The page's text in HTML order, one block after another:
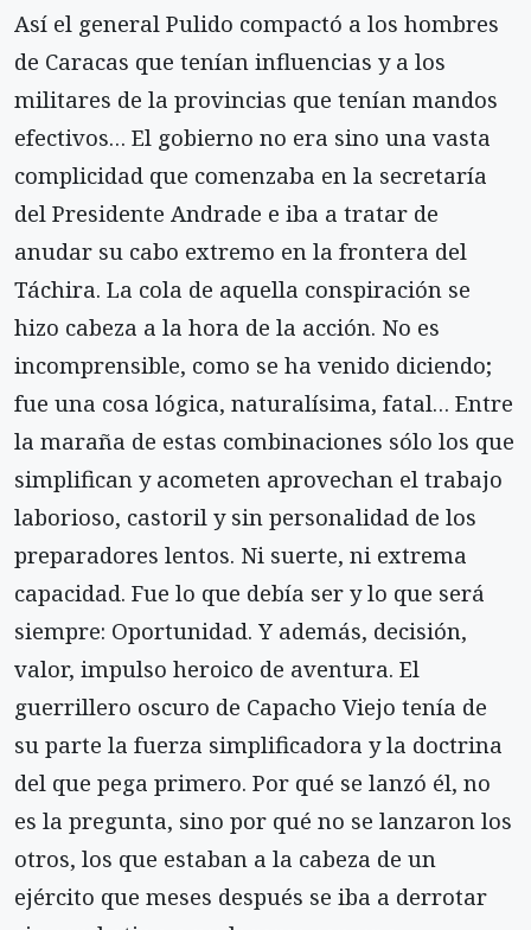
Así el general Pulido compactó a los hombres
de Caracas que tenían influencias y a los
militares de la provincias que tenían mandos
efectivos… El gobierno no era sino una vasta
complicidad que comenzaba en la secretaría
del Presidente Andrade e iba a tratar de
anudar su cabo extremo en la frontera del
Táchira. La cola de aquella conspiración se
hizo cabeza a la hora de la acción. No es
incomprensible, como se ha venido diciendo;
fue una cosa lógica, naturalísima, fatal… Entre
la maraña de estas combinaciones sólo los que
simplifican y acometen aprovechan el trabajo
laborioso, castoril y sin personalidad de los
preparadores lentos. Ni suerte, ni extrema
capacidad. Fue lo que debía ser y lo que será
siempre: Oportunidad. Y además, decisión,
valor, impulso heroico de aventura. El
guerrillero oscuro de Capacho Viejo tenía de
su parte la fuerza simplificadora y la doctrina
del que pega primero. Por qué se lanzó él, no
es la pregunta, sino por qué no se lanzaron los
otros, los que estaban a la cabeza de un
ejército que meses después se iba a derrotar